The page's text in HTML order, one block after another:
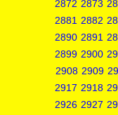
2872 2873
2881 2882
2890 2891
2899 2900
2908 2909
2917 2918
2926 2927